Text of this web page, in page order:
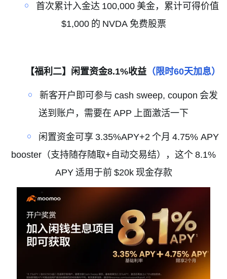
￮ 首次累计入金达 100,000 美金，累计可得价值
$1,000 的 NVDA 免费股票
【福利二】闲置资金8.1%收益（限时60天加息）
￮ 新客开户即可参与 cash sweep, coupon 会发
送到账户，需要在 APP 上面激活一下
￮ 闲置资金可享 3.35%APY+2 个月 4.75% APY
booster （支持随存随取+ 自动交易结），这个 8.1%
APY 适用于前 $20k 现金存款